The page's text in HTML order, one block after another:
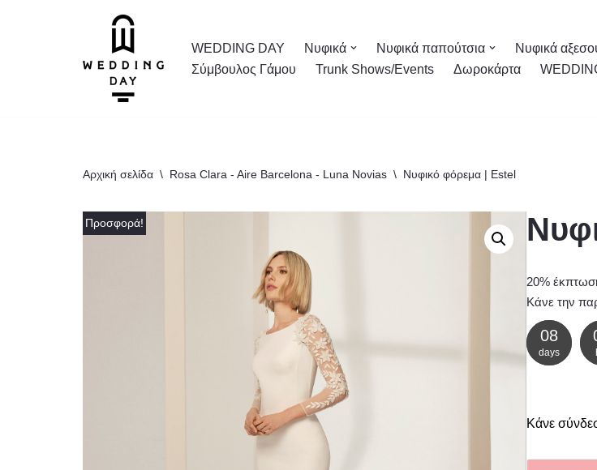
WEDDING DAY Νυφικά Νυφικά παπούτσια Νυφικά
Σύμβουλος Γάμου
Trunk Shows/Events Δωροκάρτα
Αρχική σελίδα \ Rosa Clara - Aire Barcelona - Luna Novias \ Νυφικό φόρεμα | Estel
Προσφορά!
20%
Κάνε την
08
days
Κάνε